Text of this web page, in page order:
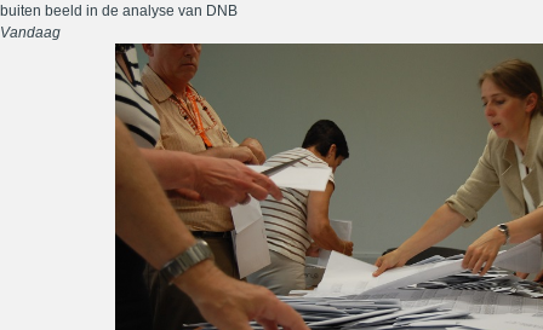
buiten beeld in de analyse van DNB
Vandaag